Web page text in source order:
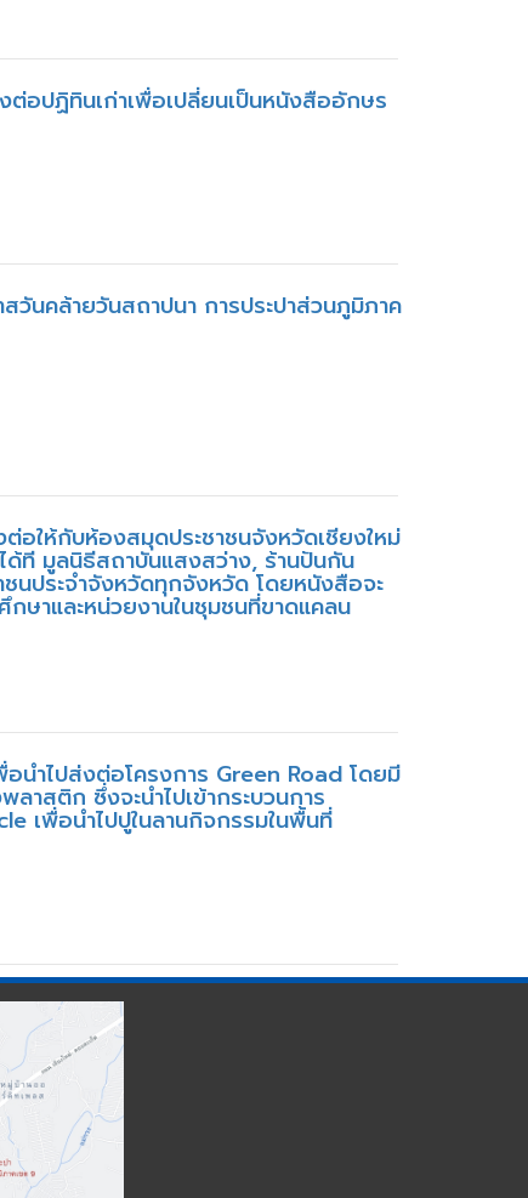
ต่อปฏิทินเก่าเพื่อเปลี่ยนเป็นหนังสืออักษร
นคล้ายวันสถาปนา การประปาส่วนภูมิภาค
อให้กับห้องสมุดประชาชนจังหวัดเชียงใหม่
ด้ที มูลนิธีสถาบันแสงสว่าง, ร้านปันกัน
ประจำจังหวัดทุกจังหวัด โดยหนังสือจะ
กษาและหน่วยงานในชุมชนที่ขาดแคลน
นำไปส่งต่อโครงการ Green Road โดยมี
าสติก ซึ่งจะนำไปเข้ากระบวนการ
เพื่อนำไปปูในลานกิจกรรมในพื้นที่